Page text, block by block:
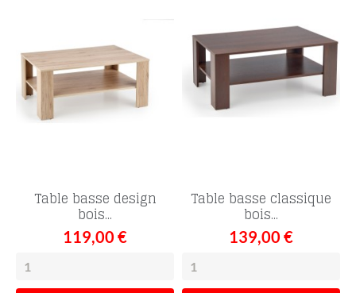
Table basse design
bois...
119,00 €
Table basse classique
bois...
139,00 €